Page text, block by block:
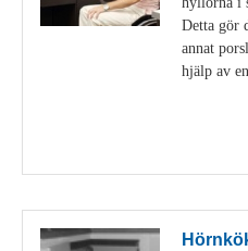
Detta gör
annat
hjälp av